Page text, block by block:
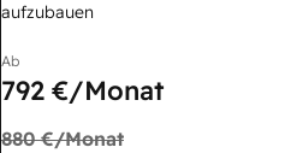
aufzubauen
Ab
792 €/Monat
880 €/Monat